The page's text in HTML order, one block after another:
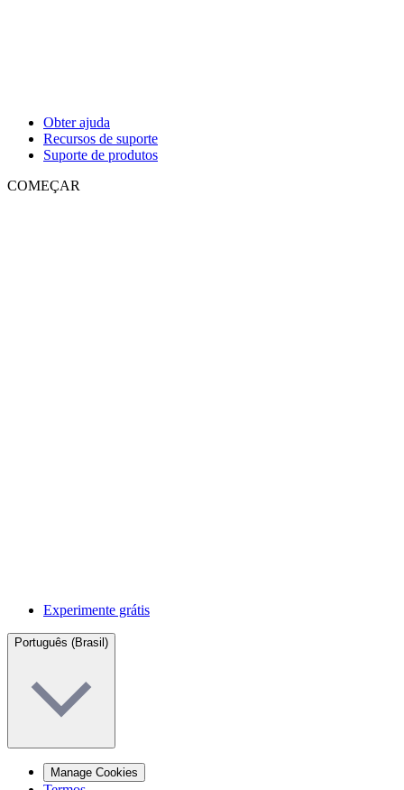
Obter ajuda
Recursos de suporte
Suporte de produtos
COMEÇAR
Experimente grátis
Português (Brasil)
Manage Cookies